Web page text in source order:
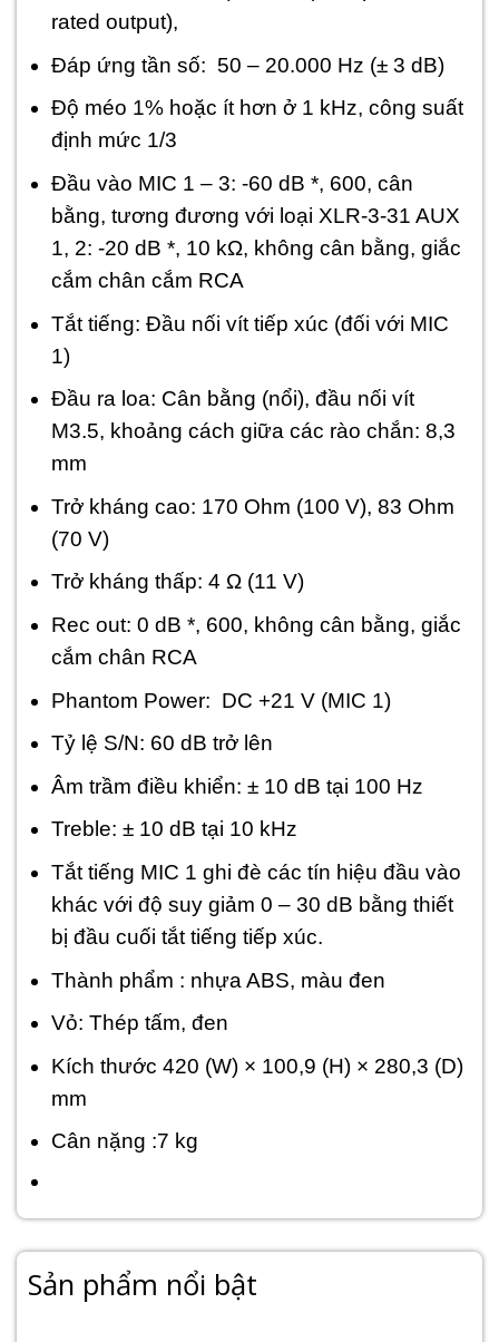
rated output),
Đáp ứng tần số: 50 – 20.000 Hz (± 3 dB)
Độ méo 1% hoặc ít hơn ở 1 kHz, công suất
định mức 1/3
Đầu vào MIC 1 – 3: -60 dB *, 600, cân
bằng, tương đương với loại XLR-3-31 AUX
1, 2: -20 dB *, 10 kΩ, không cân bằng, giắc
cắm chân cắm RCA
Tắt tiếng: Đầu nối vít tiếp xúc (đối với MIC
1)
Đầu ra loa: Cân bằng (nổi), đầu nối vít
M3.5, khoảng cách giữa các rào chắn: 8,3
mm
Trở kháng cao: 170 Ohm (100 V), 83 Ohm
(70 V)
Trở kháng thấp: 4 Ω (11 V)
Rec out: 0 dB *, 600, không cân bằng, giắc
cắm chân RCA
Phantom Power: DC +21 V (MIC 1)
Tỷ lệ S/N: 60 dB trở lên
Âm trầm điều khiển: ± 10 dB tại 100 Hz
Treble: ± 10 dB tại 10 kHz
Tắt tiếng MIC 1 ghi đè các tín hiệu đầu vào
khác với độ suy giảm 0 – 30 dB bằng thiết
bị đầu cuối tắt tiếng tiếp xúc.
Thành phẩm : nhựa ABS, màu đen
Vỏ: Thép tấm, đen
Kích thước 420 (W) × 100,9 (H) × 280,3 (D)
mm
Cân nặng :7 kg
Sản phẩm nổi bật